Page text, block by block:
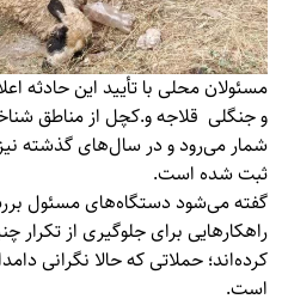
مسئولان محلی با تأیید این حادثه
و جنگلی قلاجه و.کچل از مناطق
شمار می‌رود و در سال‌های گذشته
ثبت شده است.
گفته می‌شود دستگاه‌های مسئول
راهکارهایی برای جلوگیری از تکرار
کرده‌اند؛ حملاتی که حالا نگرانی
است.